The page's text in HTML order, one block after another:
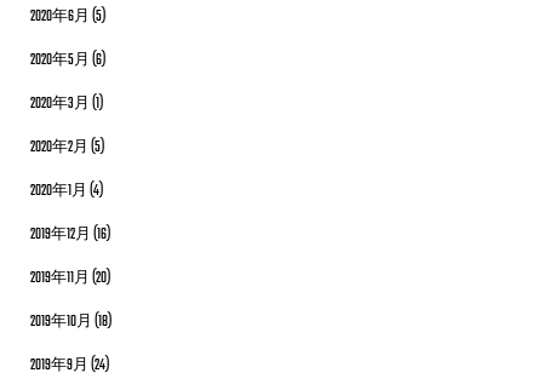
2020年6月 (5)
2020年5月 (6)
2020年3月 (1)
2020年2月 (5)
2020年1月 (4)
2019年12月 (16)
2019年11月 (20)
2019年10月 (18)
2019年9月 (24)